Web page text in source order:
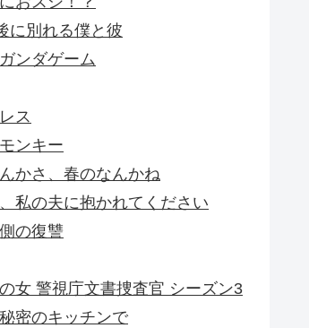
に別れる僕と彼
ンダゲーム
ス
ンキー
かさ、春のなんかね
私の夫に抱かれてください
の復讐
女 警視庁文書捜査官 シーズン3
密のキッチンで